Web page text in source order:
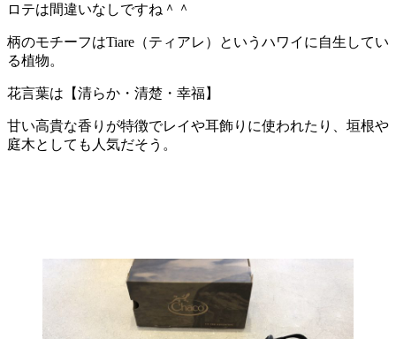
ロテは間違いなしですね＾＾
柄のモチーフはTiare（ティアレ）というハワイに自生してい
る植物。
花言葉は【清らか・清楚・幸福】
甘い高貴な香りが特徴でレイや耳飾りに使われたり、垣根や
庭木としても人気だそう。